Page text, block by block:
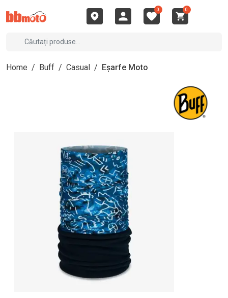
0 0
Home / Buff / Casual / Eșarfe Moto